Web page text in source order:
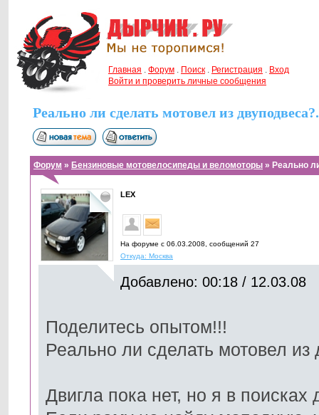
Главная . Форум . Поиск . Регистрация . Вход
Войти и проверить личные сообщения
Реально ли сделать мотовел из
Форум » Бензиновые мотовелосипеды и веломоторы » Реально
LEX
На форуме с 06.03.2008, cообщений 27
Откуда: Москва
Добавлено: 00:18 / 12.03.08
Поделитесь опытом!!!
Реально ли сделать мотовел из
Двигла пока нет, но я в поисках